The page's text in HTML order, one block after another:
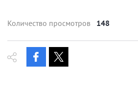
Количество просмотров 148